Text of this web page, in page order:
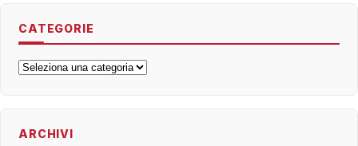
CATEGORIE
Categorie
ARCHIVI